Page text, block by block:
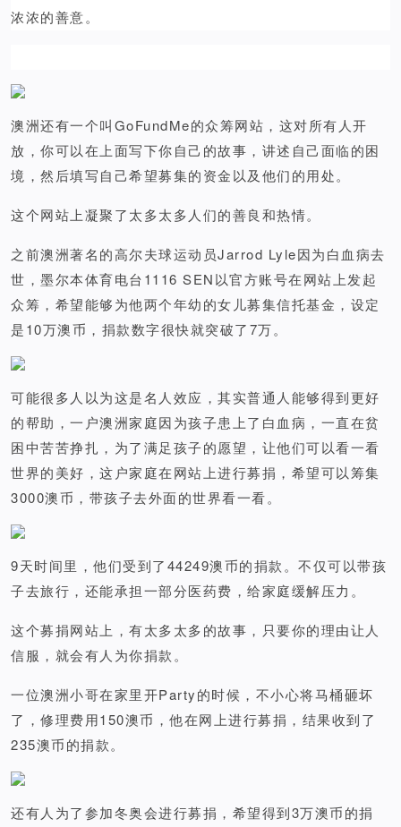
浓浓的善意。
澳洲还有一个叫GoFundMe的众筹网站，这对所有人开
放，你可以在上面写下你自己的故事，讲述自己面临的困
境，然后填写自己希望募集的资金以及他们的用处。
这个网站上凝聚了太多太多人们的善良和热情。
之前澳洲著名的高尔夫球运动员Jarrod Lyle因为白血病去
世，墨尔本体育电台1116 SEN以官方账号在网站上发起
众筹，希望能够为他两个年幼的女儿募集信托基金，设定
是10万澳币，捐款数字很快就突破了7万。
可能很多人以为这是名人效应，其实普通人能够得到更好
的帮助，一户澳洲家庭因为孩子患上了白血病，一直在贫
困中苦苦挣扎，为了满足孩子的愿望，让他们可以看一看
世界的美好，这户家庭在网站上进行募捐，希望可以筹集
3000澳币，带孩子去外面的世界看一看。
9天时间里，他们受到了44249澳币的捐款。不仅可以带孩
子去旅行，还能承担一部分医药费，给家庭缓解压力。
这个募捐网站上，有太多太多的故事，只要你的理由让人
信服，就会有人为你捐款。
一位澳洲小哥在家里开Party的时候，不小心将马桶砸坏
了，修理费用150澳币，他在网上进行募捐，结果收到了
235澳币的捐款。
还有人为了参加冬奥会进行募捐，希望得到3万澳币的捐